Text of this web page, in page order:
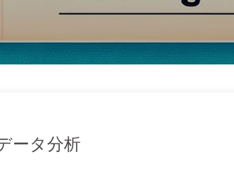
ータ分析